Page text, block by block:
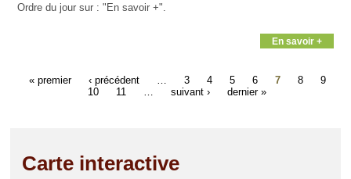
Ordre du jour sur : "En savoir +".
En savoir +
« premier ‹ précédent 3 4 5 6 7 8
9
10
11 suivant › dernier »
Carte interactive